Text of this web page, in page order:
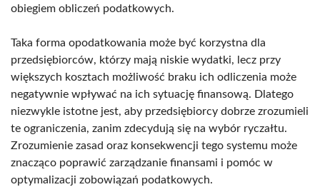
obiegiem obliczeń podatkowych.
Taka forma opodatkowania może być korzystna dla
przedsiębiorców, którzy mają niskie wydatki, lecz przy
większych kosztach możliwość braku ich odliczenia może
negatywnie wpływać na ich sytuację finansową. Dlatego
niezwykle istotne jest, aby przedsiębiorcy dobrze zrozumieli
te ograniczenia, zanim zdecydują się na wybór ryczałtu.
Zrozumienie zasad oraz konsekwencji tego systemu może
znacząco poprawić zarządzanie finansami i pomóc w
optymalizacji zobowiązań podatkowych.